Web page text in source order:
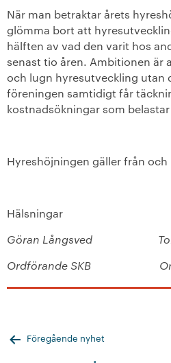
När man betraktar årets
glömma bort att
hälften av vad den varit hos
senast tio åren. Ambitionen är
och lugn hyresutveckling utan
föreningen samtidigt får
kostnadsökningar som
Hyreshöjningen gäller från och
Hälsningar
Göran Långsved Tor-
Ordförande SKB
Inläggsnavigering
Föregående nyhet